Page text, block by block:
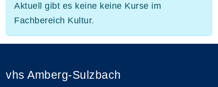
Aktuell gibt es keine keine Kurse im
Fachbereich Kultur.
vhs Amberg-Sulzbach